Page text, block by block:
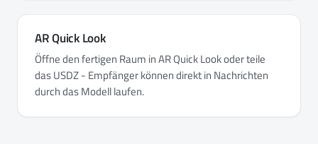
AR Quick Look
Öffne den fertigen Raum in AR Quick Look oder teile
das USDZ - Empfänger können direkt in Nachrichten
durch das Modell laufen.